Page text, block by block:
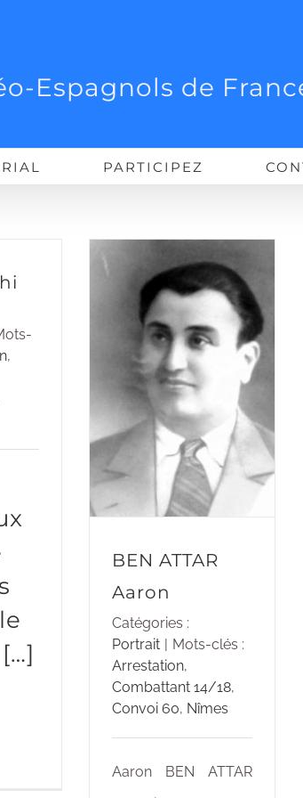
Espagnols de
PARTICIPEZ
,
BEN ATTAR
Aaron
Catégories :
Portrait | Mots-clés :
Arrestation,
Combattant 14/18,
Convoi 60, Nîmes
Aaron BEN ATTAR